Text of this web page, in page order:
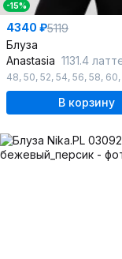
-15%
4340 ₽5119
Блуза
Anastasia 1131.4
48, 50, 52, 54, 56, 58, 60,
В корзину